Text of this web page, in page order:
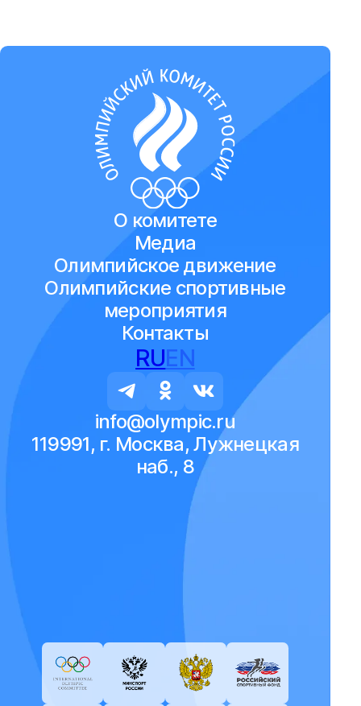
О комитете
Медиа
Олимпийское движение
Олимпийские спортивные
мероприятия
Контакты
RUEN
info@olympic.ru
119991, г. Москва, Лужнецкая
наб., 8